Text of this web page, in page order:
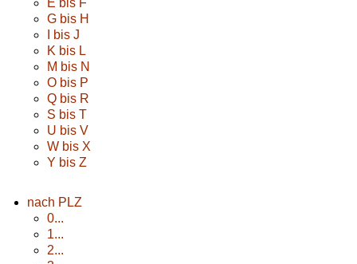
E bis F
G bis H
I bis J
K bis L
M bis N
O bis P
Q bis R
S bis T
U bis V
W bis X
Y bis Z
nach PLZ
0...
1...
2...